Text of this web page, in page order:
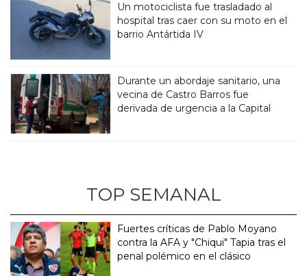
Un motociclista fue trasladado al
hospital tras caer con su moto en el
barrio Antártida IV
Durante un abordaje sanitario, una
vecina de Castro Barros fue
derivada de urgencia a la Capital
TOP SEMANAL
Fuertes críticas de Pablo Moyano
contra la AFA y "Chiqui" Tapia tras el
penal polémico en el clásico